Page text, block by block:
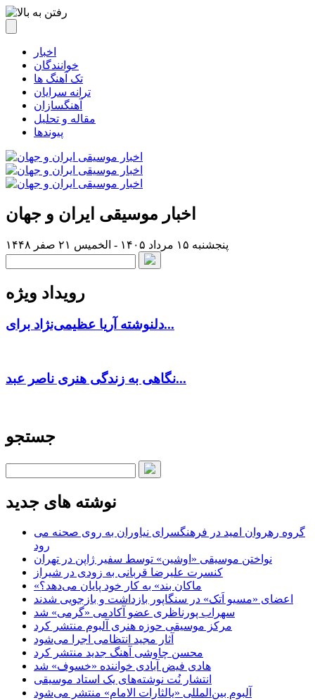
اخبار
خوانندگان
تک آهنگ ها
ترانه سرایان
آهنگسازان
مقاله و تحلیل
پیوندها
اخبار موسیقی ایران و جهان
پنجشنبه ۱۵ مرداد ۱۴۰۵ - الخميس ۲۱ صفر ۱۴۴۸
رویداد ویژه
دلنوشته آریا عظیمی‌نژاد برای...
نگاهی به زندگی هنری ناصر عبد...
جستجو
نوشته های جدید
گروه رهروان امید در فرهنگسرای نیاوران به روی صحنه می
رود
نواختن موسیقی «اوشین» توسط سفیر ژاپن در تهران
کنسرت علیرضا قربانی به زودی در شیراز
«ماکان بند» به کار خود پایان می‌دهد؟
اعضای «مسیو اَتک» در سنگاپور بازداشت و بازجویی شدند
سهراب پورناظری عضو آکادمی «گرمی» شد
مرکز موسیقی حوزه هنری آلبوم منتشر کرد
آثار مجید انتظامی اجرا می‌شود
محسن چاوشی آهنگ جدید منتشر کرد
هادی فیض آبادی خواننده «خسوف» شد
انتشار نُت نوشته‌های یک استاد موسیقی
آلبوم بین‌المللی «یالثارات الامام» منتشر می‌شود